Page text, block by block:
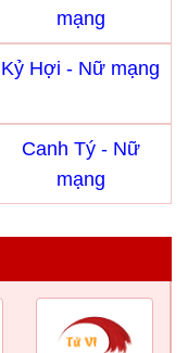
mạng
Kỷ Hợi - Nữ mạng
Canh Tý - Nữ
mạng